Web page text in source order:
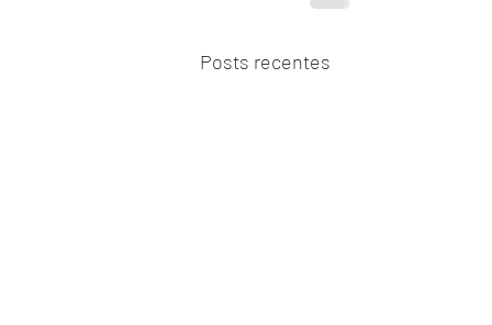
Posts recentes